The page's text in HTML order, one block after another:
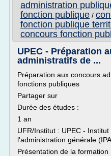
administration
fonction publique /
fonction publique
concours fonction
UPEC - Préparation
administratifs de ...
Préparation aux concours
fonctions publiques
Partager sur
Durée des études :
1 an
UFR/Institut : UPEC -
l'administration générale
Présentation de la formation